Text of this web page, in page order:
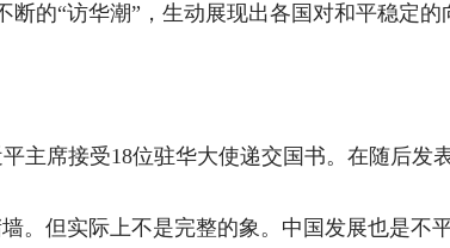
的“访华潮”，生动展现出各国对和平稳定的
主席接受18位驻华大使递交国书。在随后发
。但实际上不是完整的象。中国发展也是不